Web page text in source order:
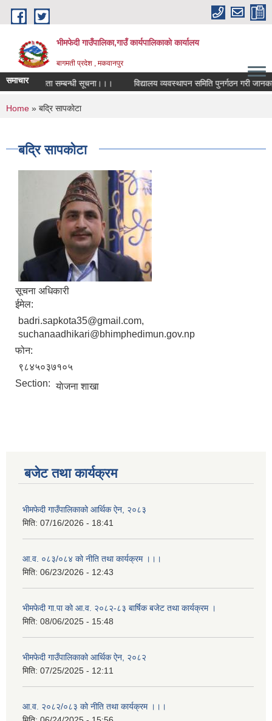
Skip to main content
भीमफेदी गाउँपालिका,गाउँ कार्यपालिकाकाे कार्यालय
बागमती प्रदेश , मकवानपुर
समाचार
प्रतियोगिता सम्बन्धी सूचना।।। विद्यालय व्यवस्थापन समिति पुनर्गठन गरी
You are here
Home » बद्रि सापकाेटा
बद्रि सापकाेटा
सूचना अधिकारी
ईमेल:
badri.sapkota35@gmail.com,
suchanaadhikari@bhimphedimun.gov.np
फोन:
९८४५०३७१०५
Section: याेजना शाखा
बजेट तथा कार्यक्रम
भीमफेदी गाउँपालिकाको आर्थिक ऐन, २०८३
मिति: 07/16/2026 - 18:41
आ.व. ०८३/०८४ को नीति तथा कार्यक्रम ।।।
मिति: 06/23/2026 - 12:43
भीमफेदी गा.पा को आ.व. २०८२-८३ बार्षिक बजेट तथा कार्यक्रम ।
मिति: 08/06/2025 - 15:48
भीमफेदी गाउँपालिकाको आर्थिक ऐन, २०८२
मिति: 07/25/2025 - 12:11
आ.व. २०८२/०८३ को नीति तथा कार्यक्रम ।।।